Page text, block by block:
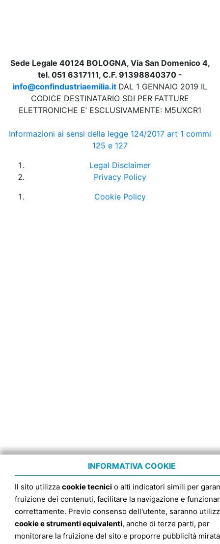
Sede Legale 40124 BOLOGNA, Via San Domenico 4,
tel. 051 6317111, C.F. 91398840370 -
info@confindustriaemilia.it DAL 1 GENNAIO 2019 IL
CODICE DESTINATARIO SDI PER FATTURE
ELETTRONICHE E’ ESCLUSIVAMENTE: M5UXCR1
Informazioni ai sensi della legge 124/2017 art 1 commi
125 e 127
Legal Disclaimer
Privacy Policy
Cookie Policy
INFORMATIVA COOKIE
Il sito utilizza cookie tecnici o alti indicatori simili per
fruizione dei contenuti, facilitare la navigazione e
correttamente. Previo consenso dell'utente, saranno
cookie e strumenti equivalenti, anche di terze parti, per
monitorare la fruizione del sito e proporre pubblicità